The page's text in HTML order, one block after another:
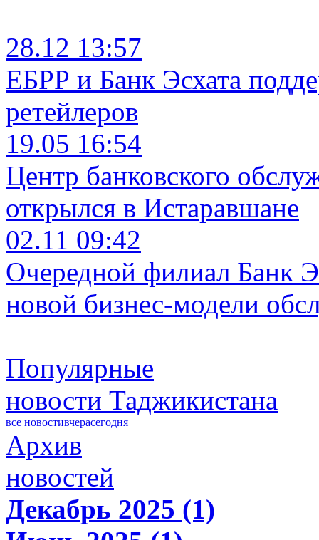
28.12 13:57
ЕБРР и Банк Эсхата
ретейлеров
19.05 16:54
Центр банковского
открылся в Истаравшане
02.11 09:42
Очередной филиал Банк
новой бизнес-модели
Популярные
новости Таджикистана
все новостивчерасегодня
Архив
новостей
Декабрь 2025 (1)